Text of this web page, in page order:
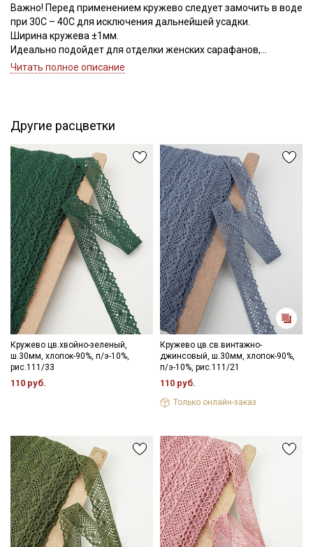
Важно! Перед применением кружево следует замочить в воде
при 30С – 40С для исключения дальнейшей усадки.
Ширина кружева ±1мм.
Идеально подойдет для отделки женских сарафанов,
платьев, юбок, рукавов.
Цветопередача может отличаться от оригинального цвета в
зависимости от настроек вашего монитора.
Читать полное описание
Другие расцветки
Кружево цв.хвойно-зеленый,
ш.30мм, хлопок-90%, п/э-10%,
рис.111/33
110 руб.
Кружево цв.св.винтажно-
джинсовый, ш.30мм, хлопок-90%,
п/э-10%, рис.111/21
110 руб.
Только онлайн-заказ